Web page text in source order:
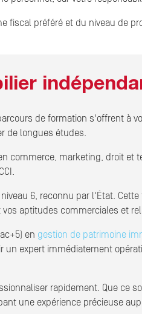
fiscal préféré et du niveau de
de formation s'offrent à
de longues études.
commerce, marketing, droit et
6, reconnu par l'État.
aptitudes commerciales et
en gestion de patrimoine
un expert immédiatement
rapidement. Que ce
une expérience précieuse